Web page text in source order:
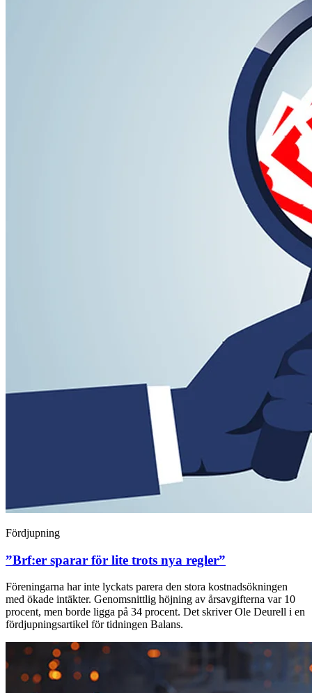
Fördjupning
”Brf:er sparar för lite trots nya regler”
Föreningarna har inte lyckats parera den stora kostnadsökningen
med ökade intäkter. Genomsnittlig höjning av årsavgifterna var 10
procent, men borde ligga på 34 procent. Det skriver Ole Deurell i en
fördjupningsartikel för tidningen Balans.